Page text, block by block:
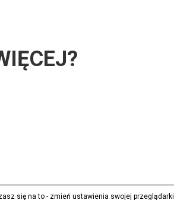
się na to - zmień ustawienia swojej przeglądarki